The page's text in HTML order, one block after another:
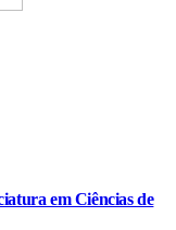
em Ciências de